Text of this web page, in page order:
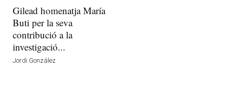
Gilead homenatja María
Buti per la seva
contribució a la
investigació...
Jordi González